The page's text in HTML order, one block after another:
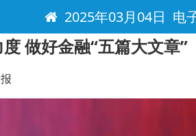
2025年03月04日 电
做好金融“五篇大文章”